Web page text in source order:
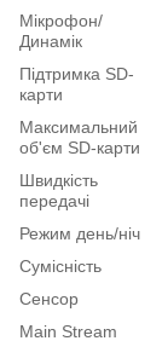
Мікрофон/
Динамік
Підтримка SD-
карти
Максимальний
об'єм SD-карти
Швидкість
передачі
Режим день/ніч
Сумісність
Сенсор
Main Stream